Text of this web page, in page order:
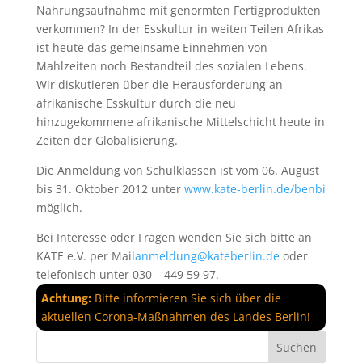
Nahrungsaufnahme mit genormten Fertigprodukten
verkommen? In der Esskultur in weiten Teilen Afrikas
ist heute das gemeinsame Einnehmen von
Mahlzeiten noch Bestandteil des sozialen Lebens.
Wir diskutieren über die Herausforderung an
afrikanische Esskultur durch die neu
hinzugekommene afrikanische Mittelschicht heute in
Zeiten der Globalisierung.
Die Anmeldung von Schulklassen ist vom 06. August
bis 31. Oktober 2012 unter www.kate-berlin.de/benbi
möglich.
Bei Interesse oder Fragen wenden Sie sich bitte an
KATE e.V. per Mailanmeldung@kateberlin.deoder
telefonisch unter 030 – 449 59 97.
Achtung:Bitte informieren Sie sich über die
aktuellen Corona-Maßnahmen des Landes Berlin!